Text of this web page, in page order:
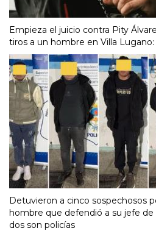
Empieza el juicio contra Pity
tiros a un hombre en Villa
Detuvieron a cinco sospechosos
hombre que defendió a su jefe de
dos son policías